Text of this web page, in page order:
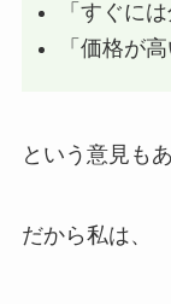
「すぐに
「価格が高
という意見も
だから私は、